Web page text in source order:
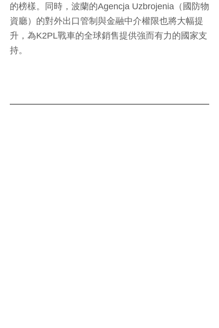
的榜樣。同時，波蘭的Agencja Uzbrojenia（國防物
資廳）的對外出口管制與金融中介權限也將大幅提
升，為K2PL戰車的全球銷售提供強而有力的國家支
持。